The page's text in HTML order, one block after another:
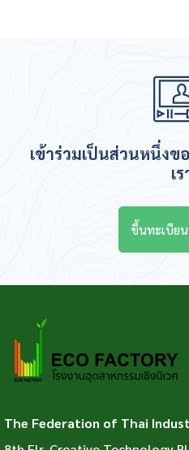
เข้าร่วมเป็นส่วนหนึ่ง
เ
ขึ้นทะเบีย
The Federation of Thai